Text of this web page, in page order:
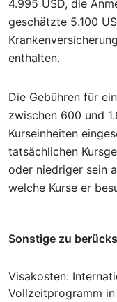
4.995 USD, die
geschätzte 5.100
enthalten.
Die Gebühren für
zwischen 600 und
Kurseinheiten
tatsächlichen
oder niedriger sein
welche Kurse er
Sonstige zu
Visakosten:
Vollzeitprogramm